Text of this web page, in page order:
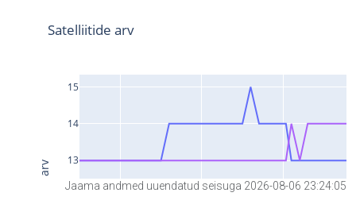
Jaama andmed uuendatud seisuga 2026-08-06 23:24:05